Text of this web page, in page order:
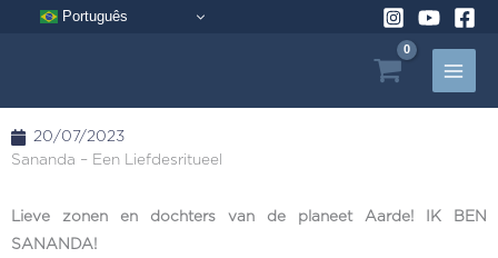
Português
20/07/2023
Sananda – Een Liefdesritueel
Lieve zonen en dochters van de planeet Aarde! IK BEN
SANANDA!